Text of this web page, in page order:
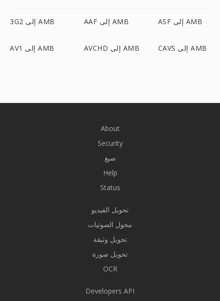
3G2 إلى AMB AAF إلى AMB ASF إلى AMB
AV1 إلى AMB AVCHD إلى AMB CAVS إلى AMB
About
Security
صيغ
Help
Status
تحويل الفيديو
محول الصوتيات
تحويل وثيقة
تحويل صورة
OCR
Developers API